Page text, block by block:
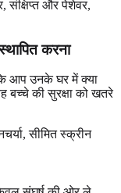
संक्षिप्त और पेशेवर,
करना
आप उनके घर में क्या
बच्चे की सुरक्षा को खतरे
सीमित स्क्रीन